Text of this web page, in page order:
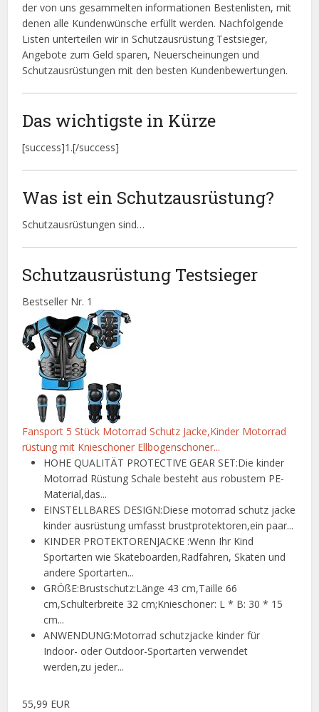
der von uns gesammelten informationen Bestenlisten, mit
denen alle Kundenwünsche erfüllt werden. Nachfolgende
Listen unterteilen wir in Schutzausrüstung Testsieger,
Angebote zum Geld sparen, Neuerscheinungen und
Schutzausrüstungen mit den besten Kundenbewertungen.
Das wichtigste in Kürze
[success]1.[/success]
Was ist ein Schutzausrüstung?
Schutzausrüstungen sind…
Schutzausrüstung Testsieger
Bestseller Nr. 1
Fansport 5 Stück Motorrad Schutz Jacke,Kinder Motorrad
rüstung mit Knieschoner Ellbogenschoner...
HOHE QUALITÄT PROTECTIVE GEAR SET:Die kinder
Motorrad Rüstung Schale besteht aus robustem PE-
Material,das...
EINSTELLBARES DESIGN:Diese motorrad schutz jacke
kinder ausrüstung umfasst brustprotektoren,ein paar...
KINDER PROTEKTORENJACKE :Wenn Ihr Kind
Sportarten wie Skateboarden,Radfahren, Skaten und
andere Sportarten...
GRÖßE:Brustschutz:Länge 43 cm,Taille 66
cm,Schulterbreite 32 cm;Knieschoner: L * B: 30 * 15
cm...
ANWENDUNG:Motorrad schutzjacke kinder für
Indoor- oder Outdoor-Sportarten verwendet
werden,zu jeder...
55,99 EUR